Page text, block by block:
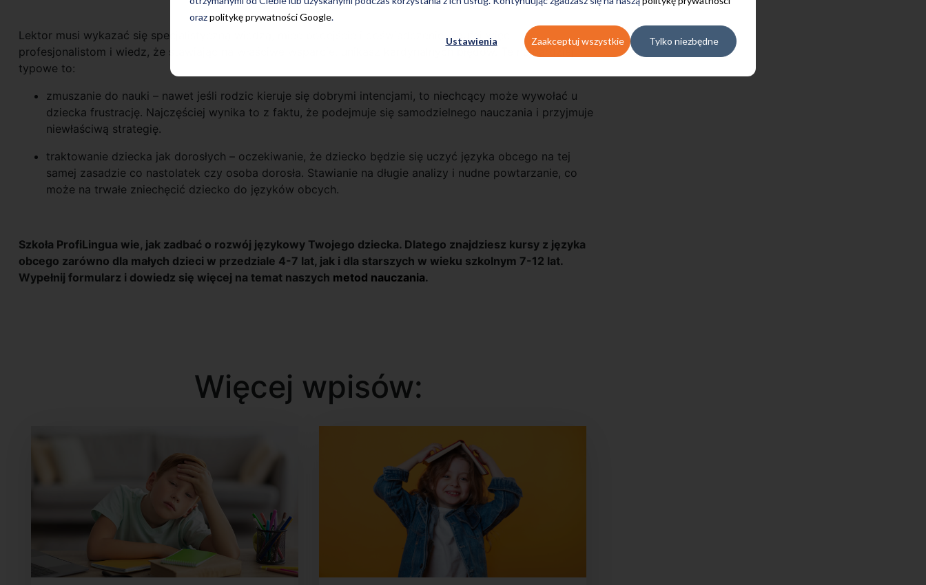
orazpolitykę prywatności Google.
Ustawienia Zaakceptuj wszystkie Tylko niezbędne
Lektor musi wykazać się specjalistyczną wiedzą, mieć podejście i doświadczenie. Zaufaj więc
profesjonalistom i wiedz, że stawiając na właściwe wsparcie, unikasz kardynalnych błędów. Te najbardziej
typowe to:
zmuszanie do nauki – nawet jeśli rodzic kieruje się dobrymi intencjami, to niechcący może wywołać u
dziecka frustrację. Najczęściej wynika to z faktu, że podejmuje się samodzielnego nauczania i przyjmuje
niewłaściwą strategię.
traktowanie dziecka jak dorosłych – oczekiwanie, że dziecko będzie się uczyć języka obcego na tej
samej zasadzie co nastolatek czy osoba dorosła. Stawianie na długie analizy i nudne powtarzanie, co
może na trwałe zniechęcić dziecko do języków obcych.
Szkoła ProfiLingua wie, jak zadbać o rozwój językowy Twojego dziecka. Dlatego znajdziesz kursy z języka
obcego zarówno dla małych dzieci w przedziale 4-7 lat, jak i dla starszych w wieku szkolnym 7-12 lat.
Wypełnij formularz i dowiedz się więcej na temat naszych metod nauczania.
Więcej wpisów: